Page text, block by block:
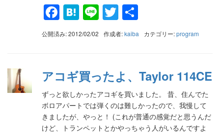
Facebook
Hatena
LineTwitter
有
公開済み: 2012/02/02 作成者:kaiba カテゴリー:program
アコギ買ったよ、Taylor 114CE
ずっと欲しかったアコギを買いました。 昔、住んでた
ボロアパートでは弾くのは難しかったので、我慢して
きましたが、やっと！ (これが普通の感覚だと思うんだ
けど、トランペットとかやっちゃう人がいるんですよ